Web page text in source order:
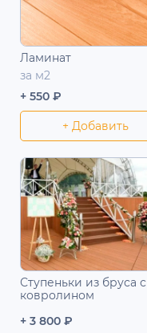
Ламинат
за м2
+ 550 ₽
+ Добавить
Ступеньки из бруса с
ковролином
+ 3 800 ₽